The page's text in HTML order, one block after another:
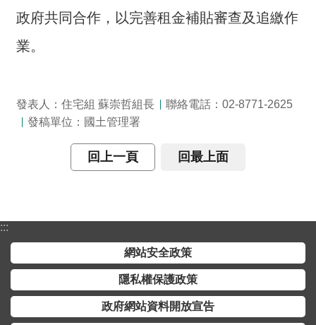
回
首
頁
站
箱
語
詞
政府共同合作，以完善租金補貼審查及追繳作
業。
發表人：住宅組 蘇崇哲組長
聯絡電話：02-8771-2625
發稿單位：國土管理署
回上一頁 回最上面
:::
網站安全政策
隱私權保護政策
政府網站資料開放宣告